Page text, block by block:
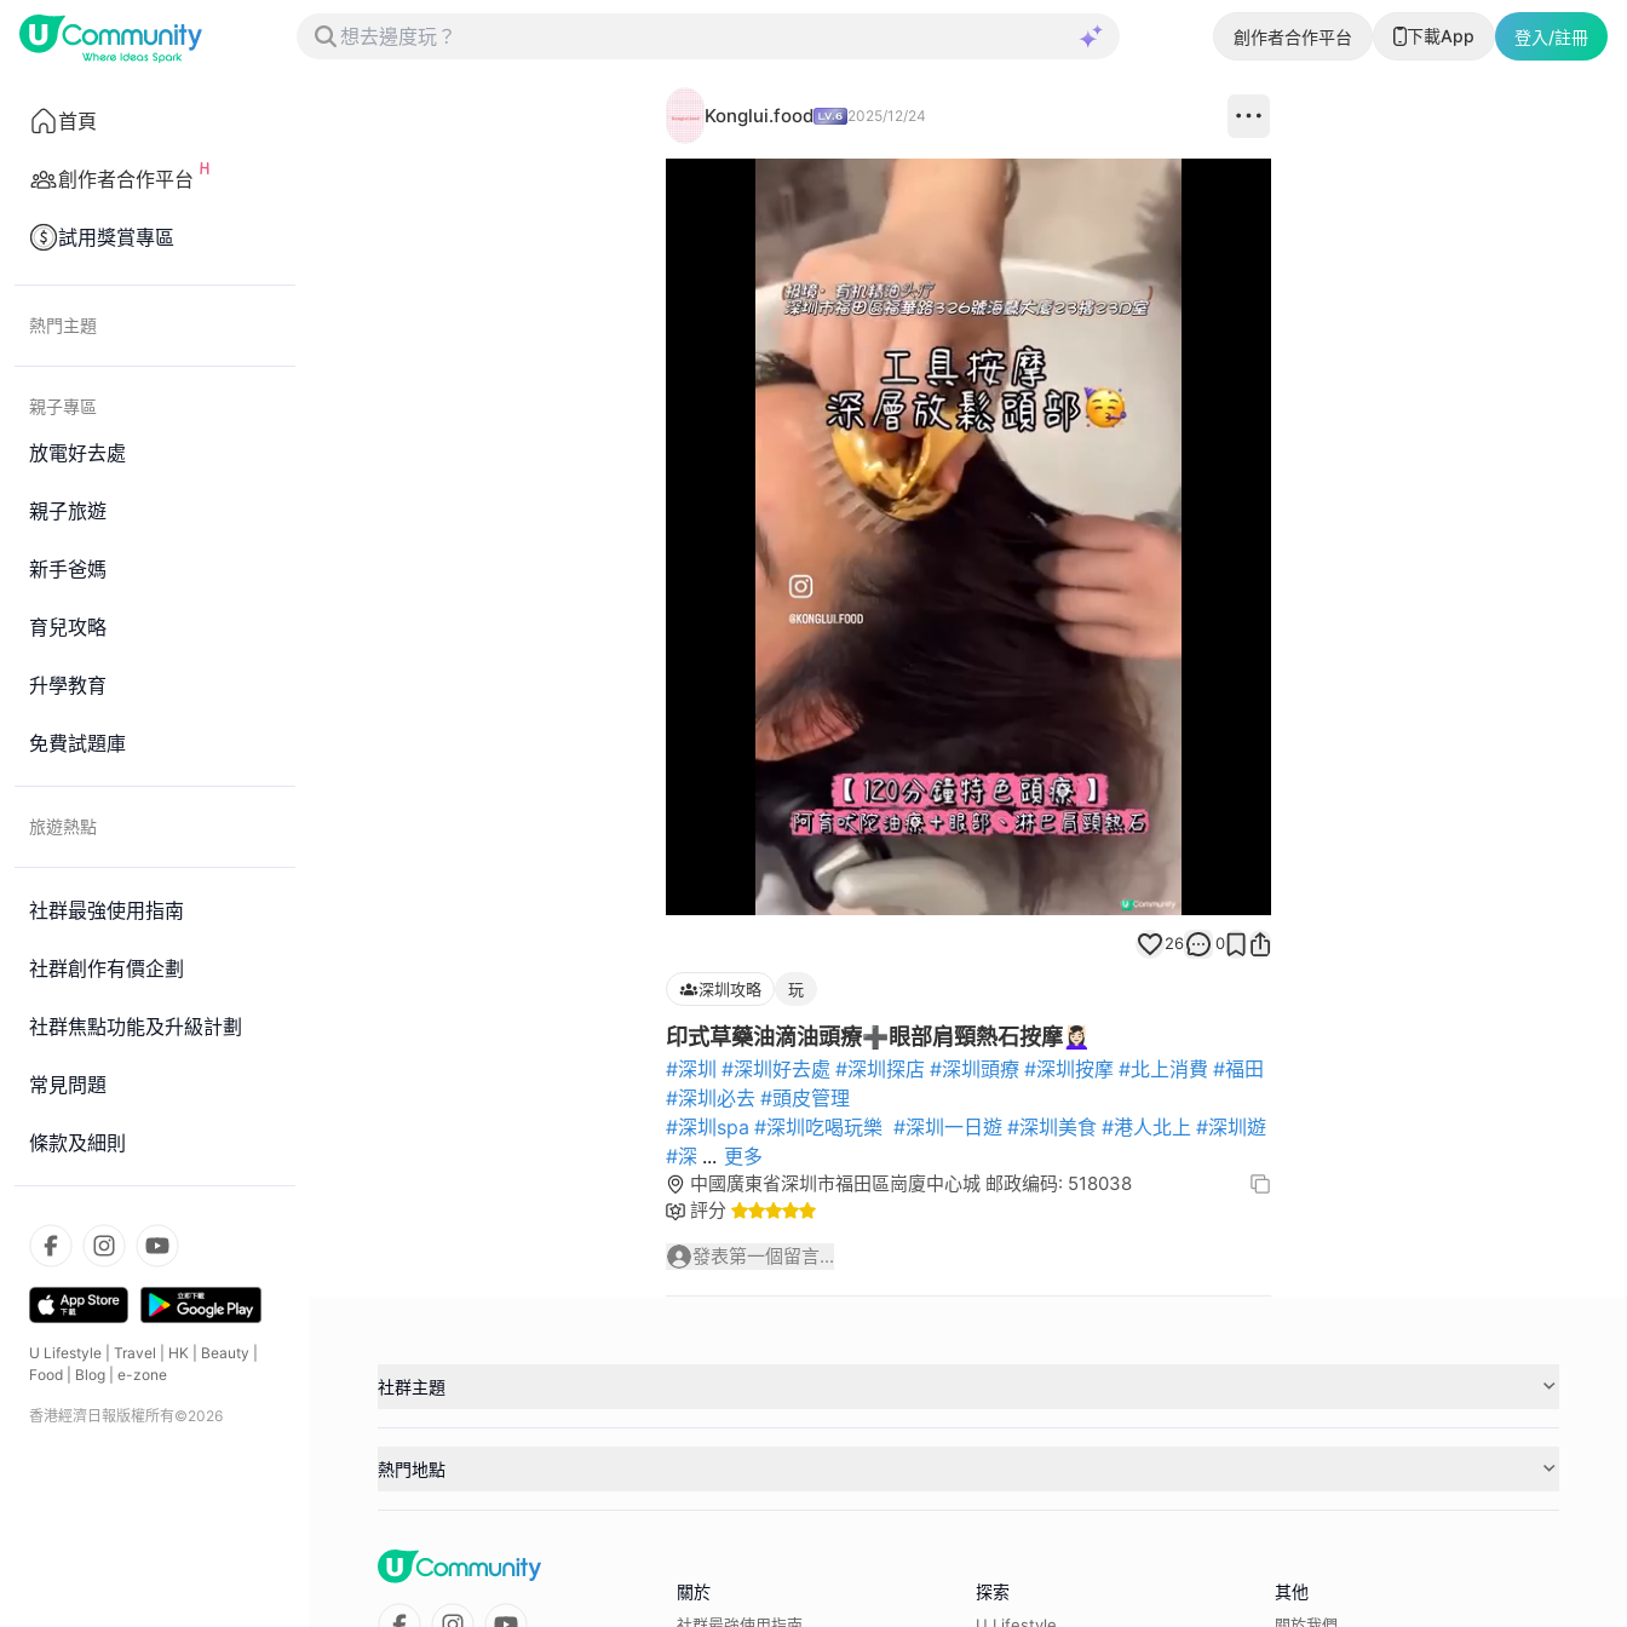
創作者合作平台 下載App 登入/註冊
首頁
創作者合作平台
試用獎賞專區
熱門主題
親子專區
放電好去處
親子旅遊
新手爸媽
育兒攻略
升學教育
免費試題庫
旅遊熱點
社群最強使用指南
社群創作有價企劃
社群焦點功能及升級計劃
常見問題
條款及細則
U Lifestyle Travel HK Beauty
Food
Blog e-zone
香港經濟日報版權所有©2026
Konglui.food 2025/12/24
100.00%
26 0
深圳攻略 玩
印式草藥油滴油頭療➕眼部肩頸熱石按摩💆🏻‍♀️
#深圳 #深圳好去處 #深圳探店 #深圳頭療 #深圳按摩 #北上消費 #福田
#深圳必去 #頭皮管理
#深圳spa #深圳吃喝玩樂 #深圳一日遊 #深圳美食 #港人北上 #深圳遊
#深 ... 更多
中國廣東省深圳市福田區崗廈中心城 邮政编码: 518038
評分
發表第一個留言...
社群主題
熱門地點
關於 探索 其他